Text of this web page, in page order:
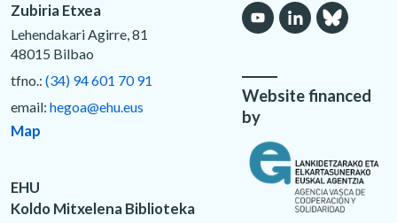
Zubiria Etxea
Lehendakari Agirre, 81
48015 Bilbao
tfno.: (34) 94 601 70 91
email: hegoa@ehu.eus
Map
EHU
Koldo Mitxelena Biblioteka
Website financed
by